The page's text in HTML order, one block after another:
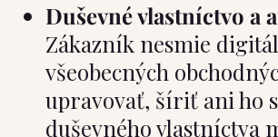
Duševné vlastníctvo a
Zákazník nesmie
všeobecných
upravovať, šíriť ani ho
duševného vlastníctva